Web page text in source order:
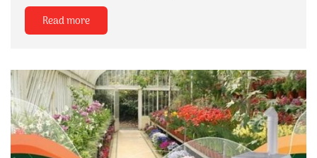
Read more